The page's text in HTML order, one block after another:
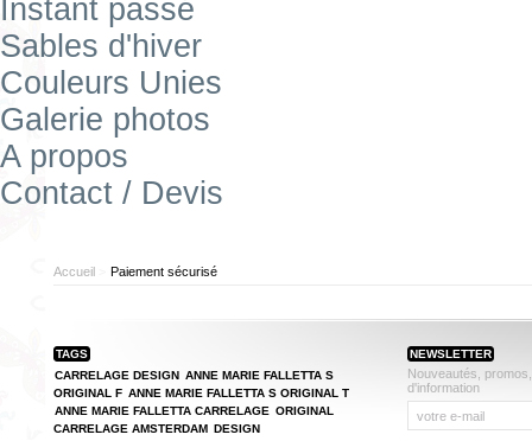
Instant passé
Sables d'hiver
Couleurs Unies
Galerie photos
A propos
Contact / Devis
Accueil Paiement sécurisé
TAGS
CARRELAGE DESIGN ANNE MARIE FALLETTA S
ORIGINAL F ANNE MARIE FALLETTA S ORIGINAL T
ANNE MARIE FALLETTA CARRELAGE ORIGINAL
CARRELAGE AMSTERDAM DESIGN
NEWSLETTER
Nouveautés,
d'information